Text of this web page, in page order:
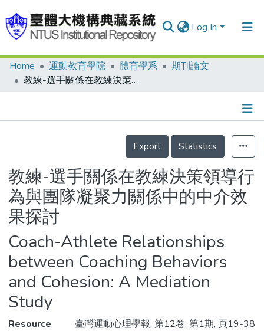
Log In
Communities & Collections
Statistics
Home 運動教育學院 體育學系
期刊論文
教練-選手關係在教練決策領導行為與團隊凝聚力關係中的中介效果探討
Details
Export
Statistics
教練-選手關係在教練決策領導行
為與團隊凝聚力關係中的中介效
果探討
Coach-Athlete Relationships
between Coaching Behaviors
and Cohesion: A Mediation
Study
Resource
臺灣運動心理學報, 第12卷, 第1期, 頁19-38